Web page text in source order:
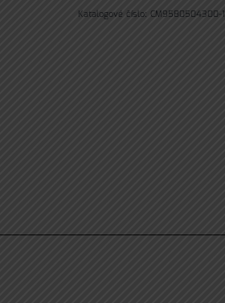
Katalogové číslo: CM9580504300-1